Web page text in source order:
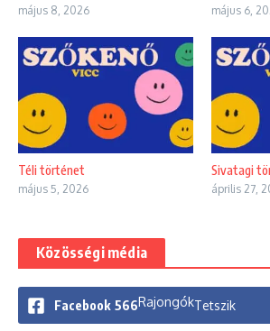
május 8, 2026 május 6,
Téli történet
május 5, 2026
Sivatagi
április 27,
Közösségi média
Facebook 566RajongókTetszik